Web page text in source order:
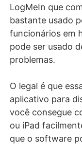
LogMeIn que
bastante usado
funcionários em
pode ser usado
problemas.
O legal é que
aplicativo para
você consegue
ou iPad
que o software